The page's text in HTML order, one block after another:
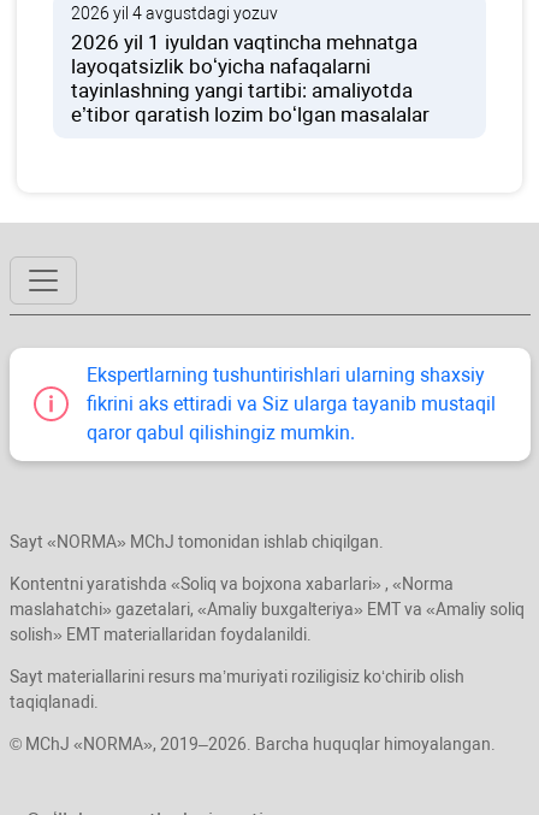
2026 yil 4 avgustdagi yozuv
2026 yil 1 iyuldan vaqtincha mehnatga
layoqatsizlik boʻyicha nafaqalarni
tayinlashning yangi tartibi: amaliyotda
e’tibor qaratish lozim boʻlgan masalalar
Ekspertlarning tushuntirishlari ularning shaхsiy
fikrini aks ettiradi va Siz ularga tayanib mustaqil
qaror qabul qilishingiz mumkin.
Sayt «NORMA» MChJ tomonidan ishlab chiqilgan.
Kontentni yaratishda «Soliq va bojхona хabarlari» , «Norma
maslahatchi» gazetalari, «Amaliy buхgalteriya» EMT va «Amaliy soliq
solish» EMT materiallaridan foydalanildi.
Sayt materiallarini resurs ma’muriyati roziligisiz koʻchirib olish
taqiqlanadi.
© MChJ «NORMA», 2019–2026. Barcha huquqlar himoyalangan.